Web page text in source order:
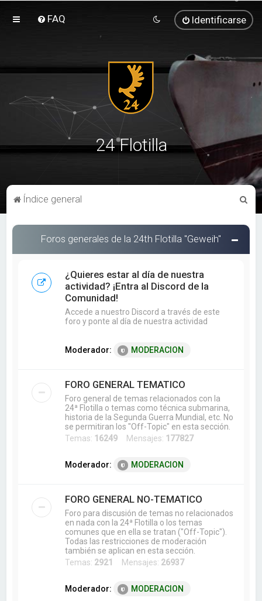
FAQ Identificarse
24 Flotilla
Índice general
s
Foros generales de la 24th Flotilla "Geweih"
¿Quieres estar al día de nuestra
actividad? ¡Entra al Discord de la
Comunidad!
Accede a nuestro Discord a través de este
foro y ponte al día de nuestra actividad
Moderador: MODERACION
FORO GENERAL TEMATICO
Foro general de temas relacionados con la
24ª Flotilla o temas como técnica submarina,
historia de la Segunda Guerra Mundial, etc. No
se permitiran los "Off-Topic" en esta sección.
Temas: 16249 Mensajes: 177827
Moderador: MODERACION
FORO GENERAL NO-TEMATICO
Foro para discusión de temas no relacionados
en nada con la 24ª Flotilla o los temas
comunes que en ella se tratan ("Off-Topic").
Todas las restricciones de moderación
también se aplican en esta sección.
Temas: 2921 Mensajes: 26937
Moderador: MODERACION